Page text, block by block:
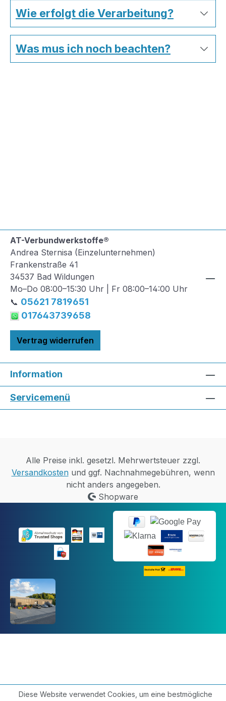
Wie erfolgt die Verarbeitung?
Was mus ich noch beachten?
AT-Verbundwerkstoffe®
Andrea Sternisa (Einzelunternehmen)
Frankenstraße 41
34537 Bad Wildungen
Mo–Do 08:00–15:30 Uhr | Fr 08:00–14:00 Uhr
📞 05621 7819651
017643739658
Vertrag widerrufen
Information
Servicemenü
Alle Preise inkl. gesetzl. Mehrwertsteuer zzgl.
Versandkostenund ggf. Nachnahmegebühren, wenn
nicht anders angegeben.
Shopware
Diese Website verwendet Cookies, um eine bestmögliche